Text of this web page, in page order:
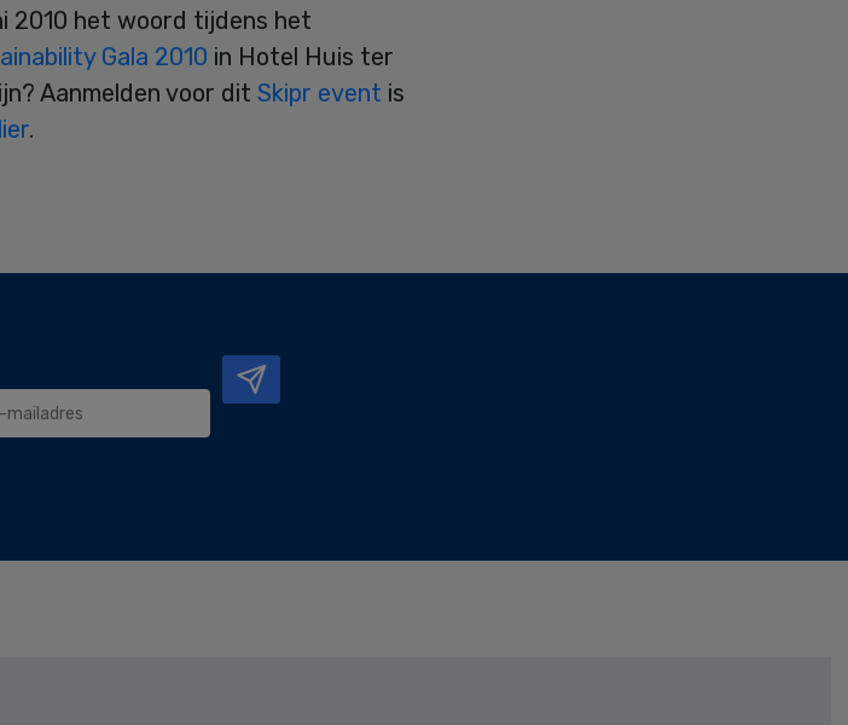
2010 het woord tijdens het
Gala 2010 in Hotel Huis ter
Aanmelden voor dit Skipr event is
.